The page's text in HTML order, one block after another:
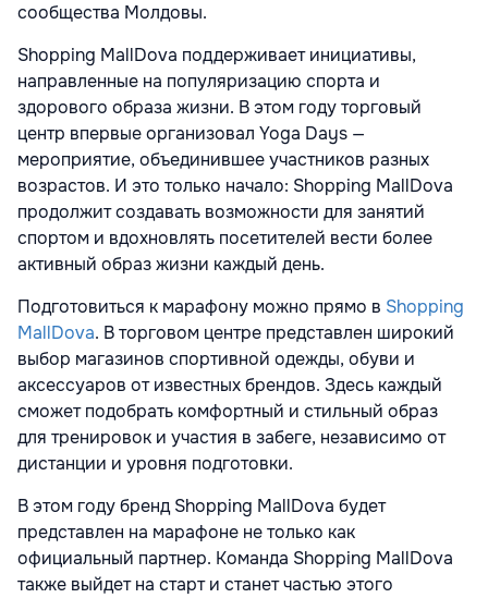
сообщества Молдовы.
Shopping MallDova поддерживает инициативы,
направленные на популяризацию спорта и
здорового образа жизни. В этом году торговый
центр впервые организовал Yoga Days —
мероприятие, объединившее участников разных
возрастов. И это только начало: Shopping MallDova
продолжит создавать возможности для занятий
спортом и вдохновлять посетителей вести более
активный образ жизни каждый день.
Подготовиться к марафону можно прямо в Shopping
MallDova. В торговом центре представлен широкий
выбор магазинов спортивной одежды, обуви и
аксессуаров от известных брендов. Здесь каждый
сможет подобрать комфортный и стильный образ
для тренировок и участия в забеге, независимо от
дистанции и уровня подготовки.
В этом году бренд Shopping MallDova будет
представлен на марафоне не только как
официальный партнер. Команда Shopping MallDova
также выйдет на старт и станет частью этого